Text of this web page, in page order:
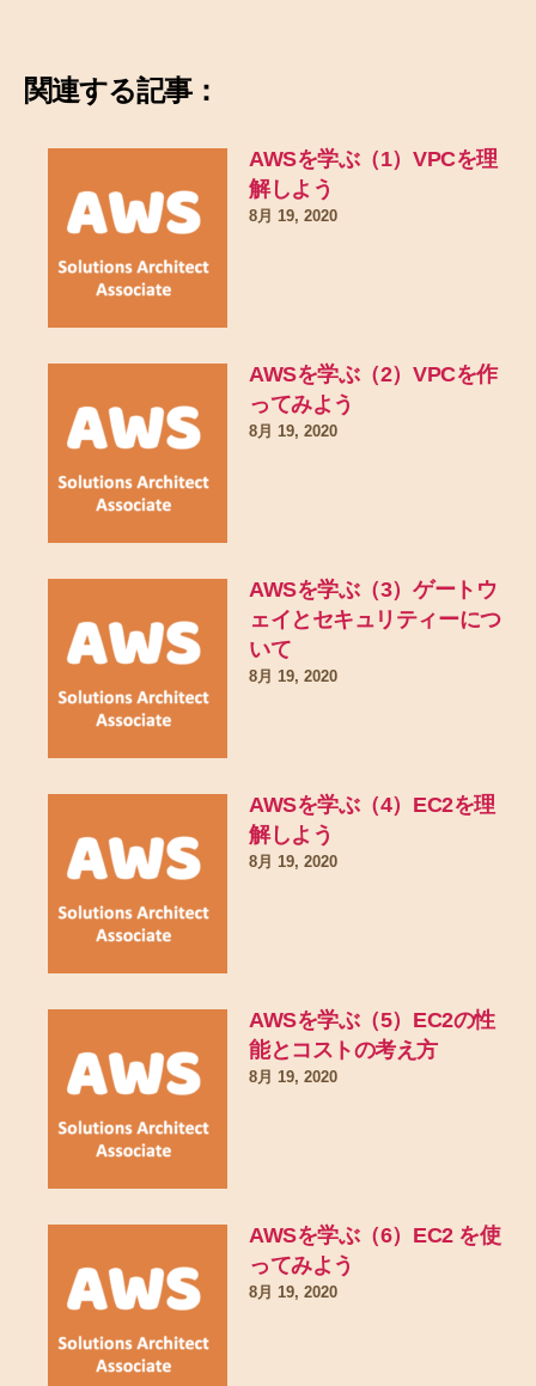
関連する記事：
AWSを学ぶ（1）VPCを理
解しよう
8月 19, 2020
AWSを学ぶ（2）VPCを作
ってみよう
8月 19, 2020
AWSを学ぶ（3）ゲートウ
ェイとセキュリティーにつ
いて
8月 19, 2020
AWSを学ぶ（4）EC2を理
解しよう
8月 19, 2020
AWSを学ぶ（5）EC2の性
能とコストの考え方
8月 19, 2020
AWSを学ぶ（6）EC2 を使
ってみよう
8月 19, 2020